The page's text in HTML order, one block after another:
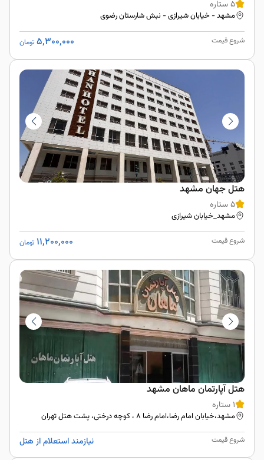
5 ستاره
مشهد - خیابان شیرازی - نبش شارستان رضوی
شروع قیمت 5,300,000 تومان
هتل جهان مشهد
5 ستاره
مشهد_خیابان شیرازی
شروع قیمت 11,200,000 تومان
هتل آپارتمان ماهان مشهد
1 ستاره
مشهد،خیابان امام رضا،امام رضا ۸ ، کوچه درختی، پشت هتل تهران
شروع قیمت نیازمند استعلام از هتل